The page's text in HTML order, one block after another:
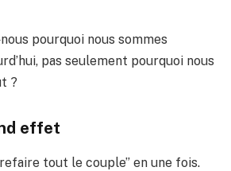
pourquoi nous sommes
pas seulement pourquoi nous
?
effet
tout le couple” en une fois.